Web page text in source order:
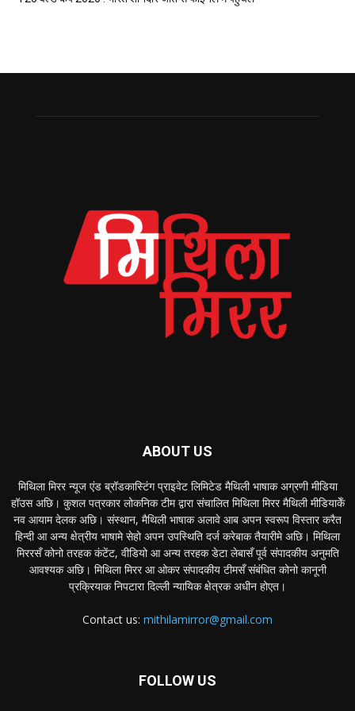
ABOUT US
मिथिला मिरर न्यूज एंड ब्रॉडकास्टिंग प्राइवेट लिमिटेड मैथिली भाषाक अग्रणी मीडिया
हॉउस अछि। कुशल पत्रकार लोकनिक टीम द्वारा संचालित मिथिला मिरर मैथिली मीडियाकेँ
नव आयाम देलक अछि। संस्थान, मैथिली भाषाक अलावे आब अपन स्वरूप विस्तार करैत
हिन्दी आ अन्य क्षेत्रीय भाषामे सेहो अपन उपस्थिति दर्ज करेबाक तैयारीमे अछि। मिथिला
मिररसँ कोनो तरहक कंटेंट, वीडियो आ अन्य तरहक डेटा लेबासँ पूर्व संपादकीय अनुमति
आवश्यक अछि। मिथिला मिरर आ ओकर संपादकीय टीमसँ संबंधित कोनो कानूनी
प्रक्रियाक निपटारा दिल्ली न्यायिक क्षेत्रक अधीन होएत।
Contact us: mithilamirror@gmail.com
FOLLOW US